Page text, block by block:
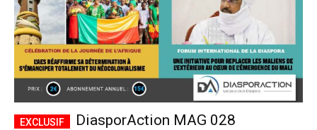
DiasporAction MAG 028